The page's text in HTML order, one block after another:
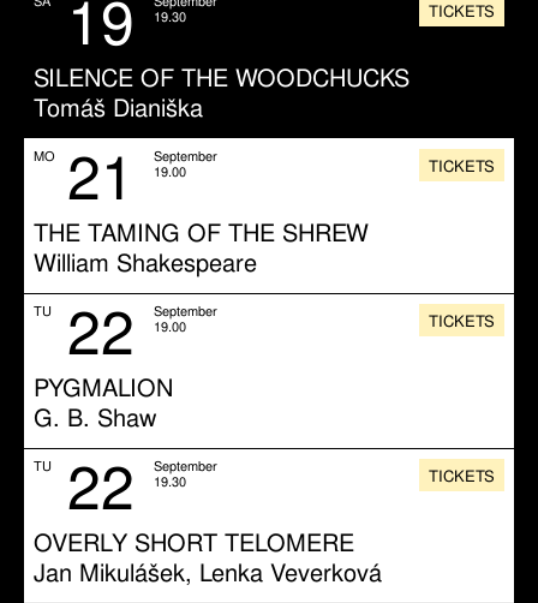
19
19.30
SILENCE OF THE WOODCHUCKS
Tomáš Dianiška
TICKETS
MO 21
September
19.00
THE TAMING OF THE SHREW
William Shakespeare
TICKETS
TU 22
September
19.00
PYGMALION
G. B. Shaw
TICKETS
TU 22
September
19.30
OVERLY SHORT TELOMERE
Jan Mikulášek, Lenka Veverková
TICKETS